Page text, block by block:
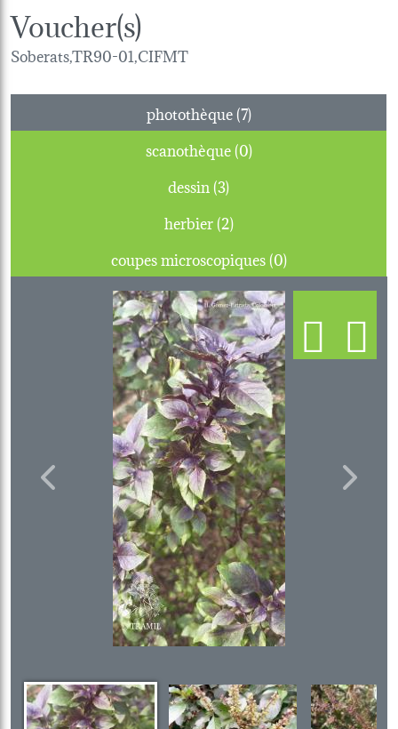
Voucher(s)
Soberats,TR90-01,CIFMT
photothèque (7)
scanothèque (0)
dessin (3)
herbier (2)
coupes microscopiques (0)
Previous Next